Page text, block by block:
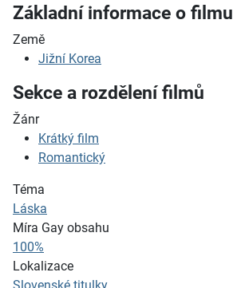
Základní informace o filmu
Země
Jižní Korea
Sekce a rozdělení filmů
Žánr
Krátký film
Romantický
Téma
Láska
Míra Gay obsahu
100%
Lokalizace